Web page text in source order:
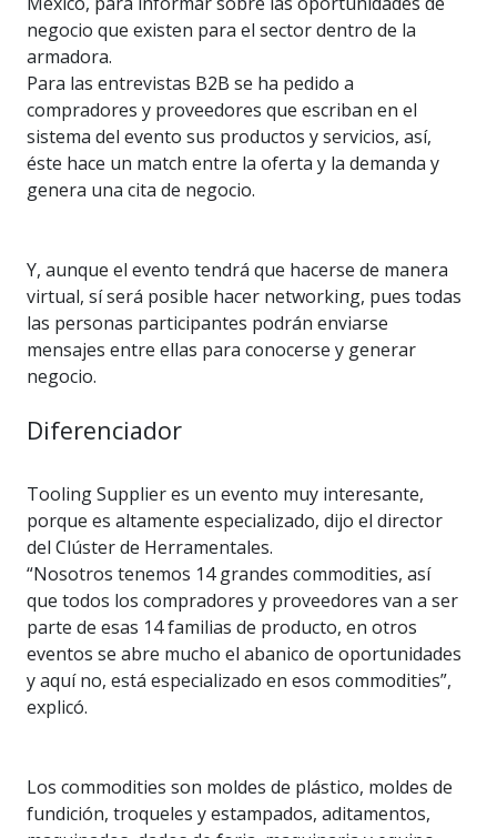
negocio que existen para el sector dentro de la
armadora.
Para las entrevistas B2B se ha pedido a
compradores y proveedores que escriban en el
sistema del evento sus productos y servicios, así,
éste hace un match entre la oferta y la demanda y
genera una cita de negocio.
Y, aunque el evento tendrá que hacerse de manera
virtual, sí será posible hacer networking, pues todas
las personas participantes podrán enviarse
mensajes entre ellas para conocerse y generar
negocio.
Diferenciador
Tooling Supplier es un evento muy interesante,
porque es altamente especializado, dijo el director
del Clúster de Herramentales.
“Nosotros tenemos 14 grandes commodities, así
que todos los compradores y proveedores van a ser
parte de esas 14 familias de producto, en otros
eventos se abre mucho el abanico de oportunidades
y aquí no, está especializado en esos commodities”,
explicó.
Los commodities son moldes de plástico, moldes de
fundición, troqueles y estampados, aditamentos,